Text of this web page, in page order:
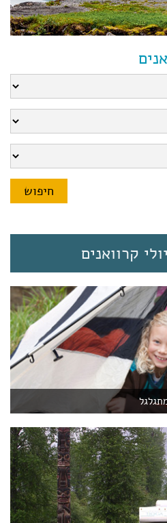
קרוואנים